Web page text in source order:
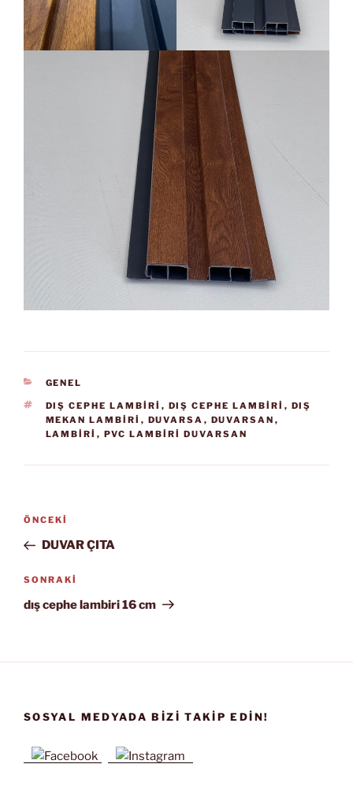
KATEGORILER
GENEL
ETIKETLER
DIŞ CEPHE LAMBİRİ , DIŞ CEPHE LAMBIRI , DIŞ
MEKAN LAMBIRI , DUVARSA , DUVARSAN ,
LAMBİRİ , PVC LAMBIRI DUVARSAN
Yazı
Önceki
Yazı
ÖNCEKI
DUVAR ÇITA
Sonraki
Yazı
SONRAKI
dış cephe lambiri 16 cm
SOSYAL MEDYADA BIZI TAKIP EDIN!